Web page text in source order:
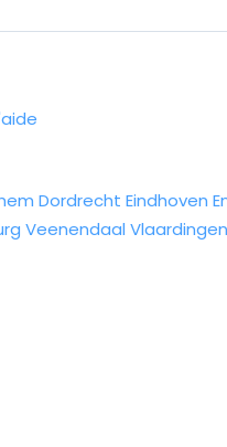
Dordrecht Eindhoven
Veenendaal Vlaardingen